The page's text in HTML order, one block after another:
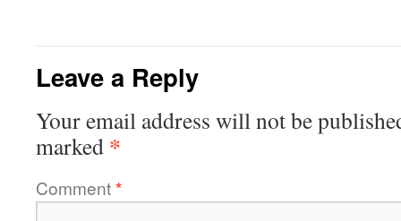
Leave a Reply
Your email address will not be
marked *
Comment*